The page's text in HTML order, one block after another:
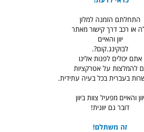
התחלתם הזמנה למלון
או רכב דרך קישור מאתר
יוון והאיים
לבוקינג.קום?.
אתם יכולים לפנות אלינו
להמלצות על אטרקציות
בעברית בכל בעיה עתידית.
יוון והאיים מפעיל צוות ביוון
דובר גם יוונית!
זה משתלם!